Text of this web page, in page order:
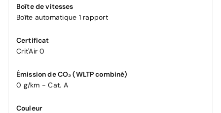
Boîte de vitesses
Boîte automatique 1 rapport
Certificat
Crit'Air 0
Émission de CO₂ (WLTP combiné)
0 g/km - Cat. A
Couleur